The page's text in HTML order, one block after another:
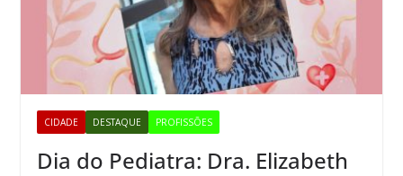
CIDADE DESTAQUE PROFISSÕES
Dia do Pediatra: Dra. Elizabeth